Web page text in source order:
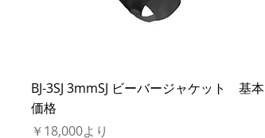
BJ-3SJ 3mmSJ ビーバージャケット 基本
価格
￥18,000より
セール価格